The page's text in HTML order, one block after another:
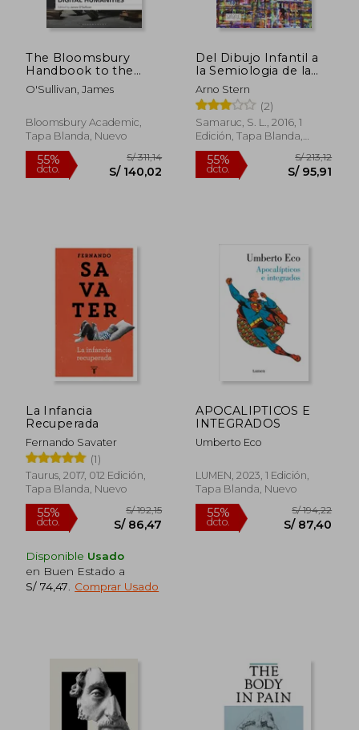
55% S/ 199,53 55%
55%
dcto.
52%
The Bloomsbury
Handbook to the
Digital Humanities
(en Inglés)
O'Sullivan, James
Bloomsbury Academic,
Tapa Blanda, Nuevo
Del Dibujo Infantil a
la Semiologia de la
Expresiòn:
Introducción a Otra
Mirada Sobre el Trazo
Arno Stern
(2)
Samaruc, S. L., 2016, 1
Edición, Tapa Blanda,
Nuevo
La Infancia
Recuperada
Fernando Savater
(1)
Taurus, 2017, 012 Edición,
Tapa Blanda, Nuevo
Disponible Usado
en Buen Estado a
S/ 74,47
Comprar Usado
APOCALIPTICOS E
INTEGRADOS
Umberto Eco
LUMEN, 2023, 1 Edición,
Tapa Blanda, Nuevo